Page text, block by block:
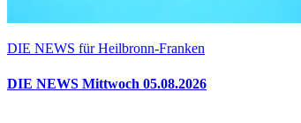
DIE NEWS für Heilbronn-Franken
DIE NEWS Mittwoch 05.08.2026